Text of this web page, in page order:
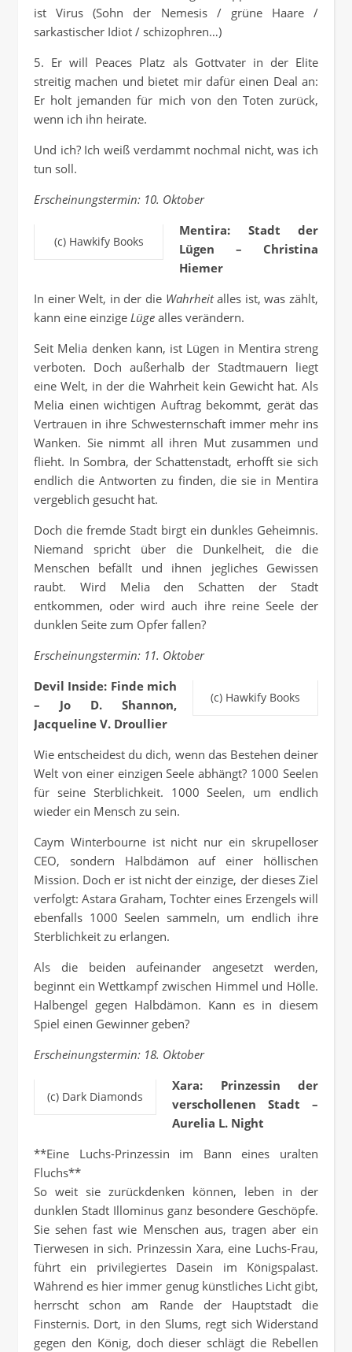
ist Virus (Sohn der Nemesis / grüne Haare /
sarkastischer Idiot / schizophren…)
5. Er will Peaces Platz als Gottvater in der Elite
streitig machen und bietet mir dafür einen Deal an:
Er holt jemanden für mich von den Toten zurück,
wenn ich ihn heirate.
Und ich? Ich weiß verdammt nochmal nicht, was ich
tun soll.
Erscheinungstermin: 10. Oktober
(c) Hawkify Books
Mentira: Stadt der
Lügen – Christina
Hiemer
In einer Welt, in der die Wahrheitalles ist, was zählt,
kann eine einzige Lüge alles verändern.
Seit Melia denken kann, ist Lügen in Mentira streng
verboten. Doch außerhalb der Stadtmauern liegt
eine Welt, in der die Wahrheit kein Gewicht hat. Als
Melia einen wichtigen Auftrag bekommt, gerät das
Vertrauen in ihre Schwesternschaft immer mehr ins
Wanken. Sie nimmt all ihren Mut zusammen und
flieht. In Sombra, der Schattenstadt, erhofft sie sich
endlich die Antworten zu finden, die sie in Mentira
vergeblich gesucht hat.
Doch die fremde Stadt birgt ein dunkles Geheimnis.
Niemand spricht über die Dunkelheit, die die
Menschen befällt und ihnen jegliches Gewissen
raubt. Wird Melia den Schatten der Stadt
entkommen, oder wird auch ihre reine Seele der
dunklen Seite zum Opfer fallen?
Erscheinungstermin: 11. Oktober
(c) Hawkify Books
Devil Inside: Finde mich
– Jo D. Shannon,
Jacqueline V. Droullier
Wie entscheidest du dich, wenn das Bestehen deiner
Welt von einer einzigen Seele abhängt? 1000 Seelen
für seine Sterblichkeit. 1000 Seelen, um endlich
wieder ein Mensch zu sein.
Caym Winterbourne ist nicht nur ein skrupelloser
CEO, sondern Halbdämon auf einer höllischen
Mission. Doch er ist nicht der einzige, der dieses Ziel
verfolgt: Astara Graham, Tochter eines Erzengels will
ebenfalls 1000 Seelen sammeln, um endlich ihre
Sterblichkeit zu erlangen.
Als die beiden aufeinander angesetzt werden,
beginnt ein Wettkampf zwischen Himmel und Hölle.
Halbengel gegen Halbdämon. Kann es in diesem
Spiel einen Gewinner geben?
Erscheinungstermin: 18. Oktober
(c) Dark Diamonds
Xara: Prinzessin der
verschollenen Stadt –
Aurelia L. Night
**Eine Luchs-Prinzessin im Bann eines uralten
Fluchs**
So weit sie zurückdenken können, leben in der
dunklen Stadt Illominus ganz besondere Geschöpfe.
Sie sehen fast wie Menschen aus, tragen aber ein
Tierwesen in sich. Prinzessin Xara, eine Luchs-Frau,
führt ein privilegiertes Dasein im Königspalast.
Während es hier immer genug künstliches Licht gibt,
herrscht schon am Rande der Hauptstadt die
Finsternis. Dort, in den Slums, regt sich Widerstand
gegen den König, doch dieser schlägt die Rebellen